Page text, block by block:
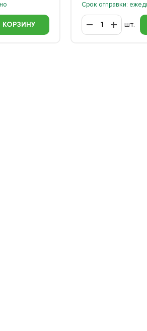
КОРЗИНУ
Срок отправки:
шт.